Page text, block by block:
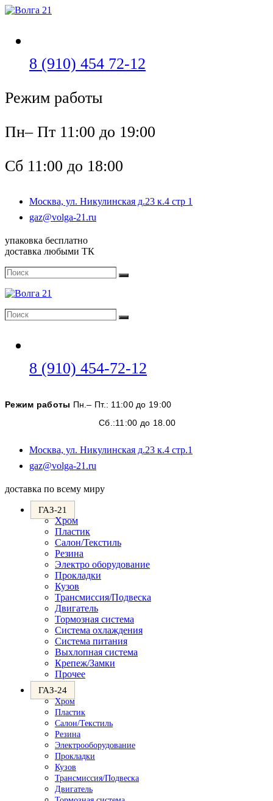
Перейти
8 (910) 454 72-12
Режим работы
Пн– Пт 11:00 до 19:00
Сб 11:00 до 18:00
Москва, ул. Никулинская д.23 к.4 стр 1
gaz@volga-21.ru
упаковка бесплатно
доставка любыми ТК
Поиск
Поиск
Поиск
Поиск
8 (910) 454-72-12
вашем
приложении
Режим работы Пн.– Пт.: 11:00 до 19:00
Сб.:11:00 до 18.00
Москва, ул. Никулинская д.23 к.4 стр.1
gaz@volga-21.ru
вашем
доставка по всему миру
ГАЗ-21
Хром
Пластик
Салон/Текстиль
Резина
Электро оборудование
Прокладки
Кузов
Трансмиссия/Подвеска
Двигатель
Тормозная система
Система охлаждения
Система питания
Выхлопная система
Крепеж/Замки
Прочее
ГАЗ-24
Хром
Пластик
Салон/Текстиль
Резина
Электрооборудование
Прокладки
Кузов
Трансмиссия/Подвеска
Двигатель